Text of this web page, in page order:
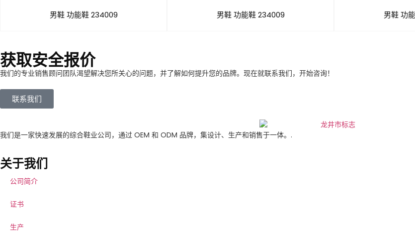
男鞋 功能鞋 234009 男鞋 功能鞋 234009 男鞋 功
获取安全报价
我们的专业销售顾问团队渴望解决您所关心的问题，并了解如何提升您的品牌。现在就联系我们，开始咨询！
联系我们
我们是一家快速发展的综合鞋业公司，通过 OEM 和 ODM 品牌，集设计、生产和销售于一体。.
关于我们
公司简介
证书
生产